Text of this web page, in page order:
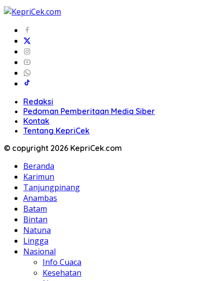
Redaksi
Pedoman Pemberitaan Media Siber
Kontak
Tentang KepriCek
© copyright 2026 KepriCek.com
Beranda
Karimun
Tanjungpinang
Anambas
Batam
Bintan
Natuna
Lingga
Nasional
Info Cuaca
Kesehatan